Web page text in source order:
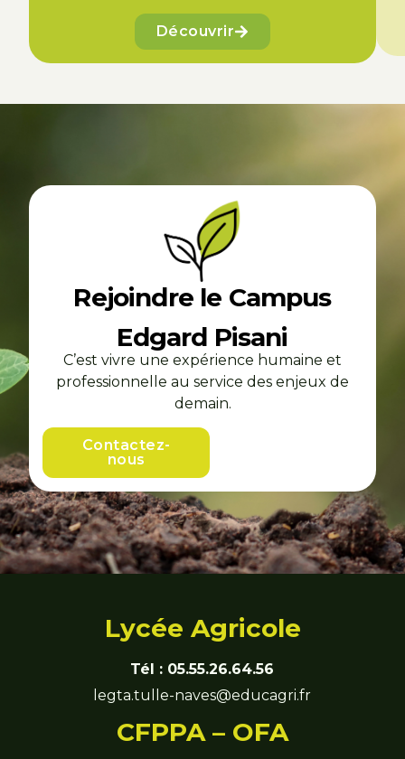
Découvrir
Contactez-
nous
Rejoindre le Campus
Edgard Pisani
C’est vivre une expérience humaine et
professionnelle au service des enjeux de
demain.
Lycée Agricole
Tél : 05.55.26.64.56
legta.tulle-naves@educagri.fr
CFPPA – OFA